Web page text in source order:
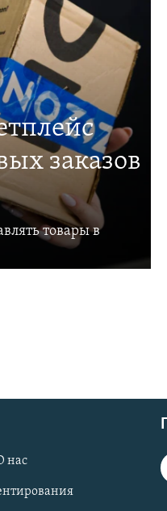
заказов
товары в
нас